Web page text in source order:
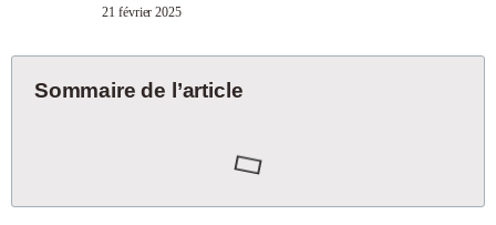
21 février 2025
Sommaire de l’article